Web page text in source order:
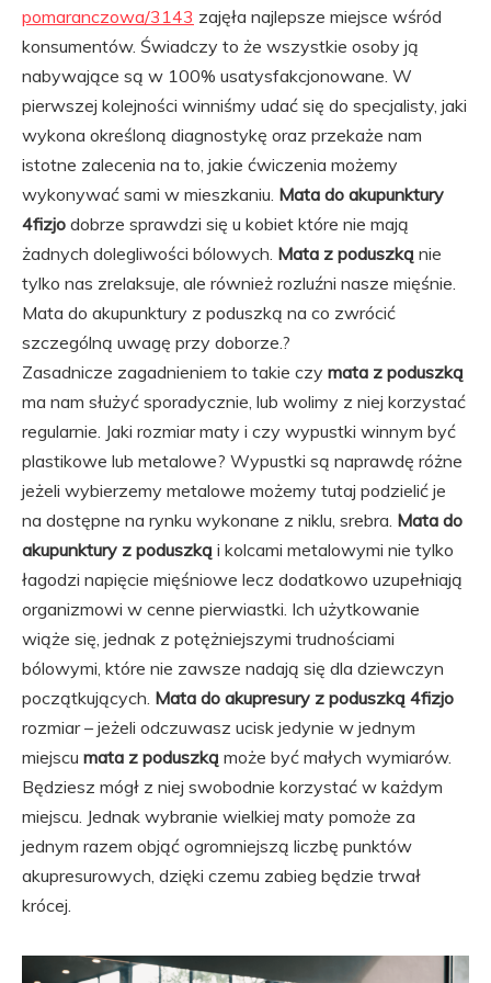
pomaranczowa/3143 zajęła najlepsze miejsce wśród
konsumentów. Świadczy to że wszystkie osoby ją
nabywające są w 100% usatysfakcjonowane. W
pierwszej kolejności winniśmy udać się do specjalisty, jaki
wykona określoną diagnostykę oraz przekaże nam
istotne zalecenia na to, jakie ćwiczenia możemy
wykonywać sami w mieszkaniu. Mata do akupunktury
4fizjo dobrze sprawdzi się u kobiet które nie mają
żadnych dolegliwości bólowych. Mata z poduszką nie
tylko nas zrelaksuje, ale również rozluźni nasze mięśnie.
Mata do akupunktury z poduszką na co zwrócić
szczególną uwagę przy doborze.?
Zasadnicze zagadnieniem to takie czy mata z poduszką
ma nam służyć sporadycznie, lub wolimy z niej korzystać
regularnie. Jaki rozmiar maty i czy wypustki winnym być
plastikowe lub metalowe? Wypustki są naprawdę różne
jeżeli wybierzemy metalowe możemy tutaj podzielić je
na dostępne na rynku wykonane z niklu, srebra. Mata do
akupunktury z poduszką i kolcami metalowymi nie tylko
łagodzi napięcie mięśniowe lecz dodatkowo uzupełniają
organizmowi w cenne pierwiastki. Ich użytkowanie
wiąże się, jednak z potężniejszymi trudnościami
bólowymi, które nie zawsze nadają się dla dziewczyn
początkujących. Mata do akupresury z poduszką 4fizjo
rozmiar – jeżeli odczuwasz ucisk jedynie w jednym
miejscu mata z poduszką może być małych wymiarów.
Będziesz mógł z niej swobodnie korzystać w każdym
miejscu. Jednak wybranie wielkiej maty pomoże za
jednym razem objąć ogromniejszą liczbę punktów
akupresurowych, dzięki czemu zabieg będzie trwał
krócej.